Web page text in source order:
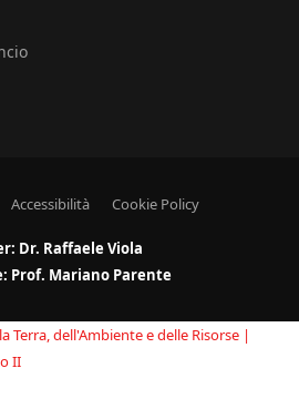
Accessibilità Cookie Policy
Dr. Raffaele Viola
Prof. Mariano Parente
Terra, dell'Ambiente e delle Risorse |
II